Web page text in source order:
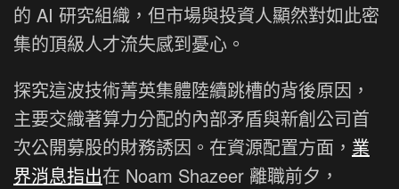
的 AI 研究組織，但市場與投資人顯然對如此密
集的頂級人才流失感到憂心。
探究這波技術菁英集體陸續跳槽的背後原因，
主要交織著算力分配的內部矛盾與新創公司首
次公開募股的財務誘因。在資源配置方面， 業
界消息指出在 Noam Shazeer 離職前夕，